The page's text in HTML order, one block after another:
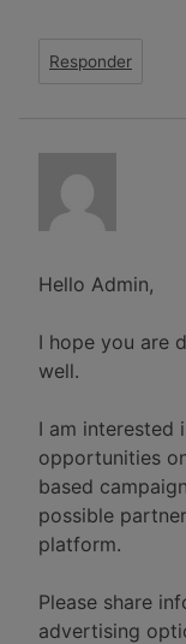
Responder
Hello Admin,
I hope you are
well.
I am interested
opportunities
based
possible
platform.
Please share
advertising